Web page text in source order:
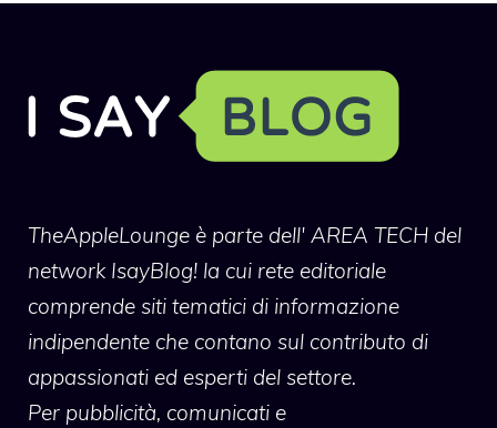
TheAppleLounge è parte dell' AREA TECH del
network IsayBlog! la cui rete editoriale
comprende siti tematici di informazione
indipendente che contano sul contributo di
appassionati ed esperti del settore.
Per pubblicità, comunicati e